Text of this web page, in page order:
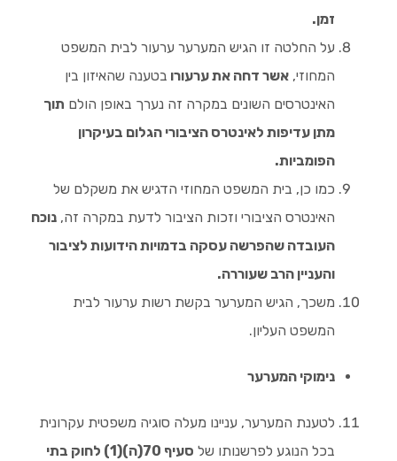
זמן.
על החלטה זו הגיש המערער ערעור לבית המשפט
המחוזי, אשר דחה את ערעורו בטענה שהאיזון בין
האינטרסים השונים במקרה זה נערך באופן הולם תוך
מתן עדיפות לאינטרס הציבורי הגלום בעיקרון
הפומביות.
כמו כן, בית המשפט המחוזי הדגיש את משקלם של
האינטרס הציבורי וזכות הציבור לדעת במקרה זה, נוכח
העובדה שהפרשה עסקה בדמויות הידועות לציבור
והעניין הרב שעוררה.
משכך, הגיש המערער בקשת רשות ערעור לבית
המשפט העליון.
נימוקי המערער
לטענת המערער, עניינו מעלה סוגיה משפטית עקרונית
בכל הנוגע לפרשנותו של
סעיף 70(ה)(1) לחוק בתי